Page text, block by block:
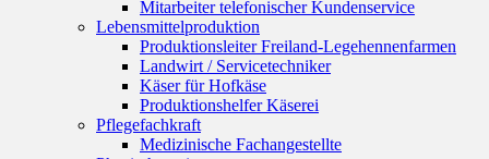
Mitarbeiter telefonischer Kundenservice
Lebensmittelproduktion
Produktionsleiter Freiland-Legehennenfarmen
Landwirt / Servicetechniker
Käser für Hofkäse
Produktionshelfer Käserei
Pflegefachkraft
Medizinische Fachangestellte